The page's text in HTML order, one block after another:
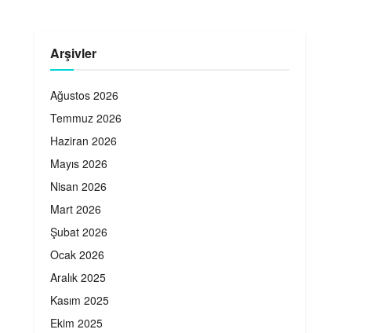
Arşivler
Ağustos 2026
Temmuz 2026
Haziran 2026
Mayıs 2026
Nisan 2026
Mart 2026
Şubat 2026
Ocak 2026
Aralık 2025
Kasım 2025
Ekim 2025